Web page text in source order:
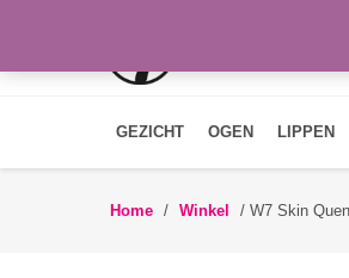
GEZICHT OGEN LIPPEN
Home / Winkel / W7 Skin